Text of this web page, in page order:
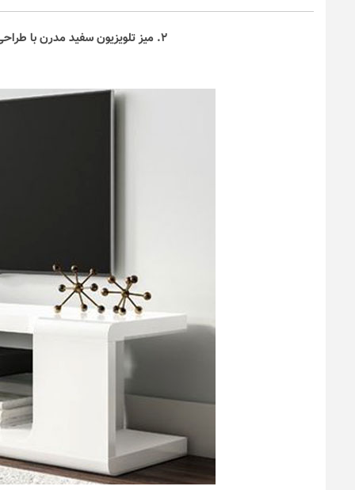
۲. میز تلویزیون سفید مدرن با طراحی مینیمال و ساده مناسب تلویزیون‌های رومیزی